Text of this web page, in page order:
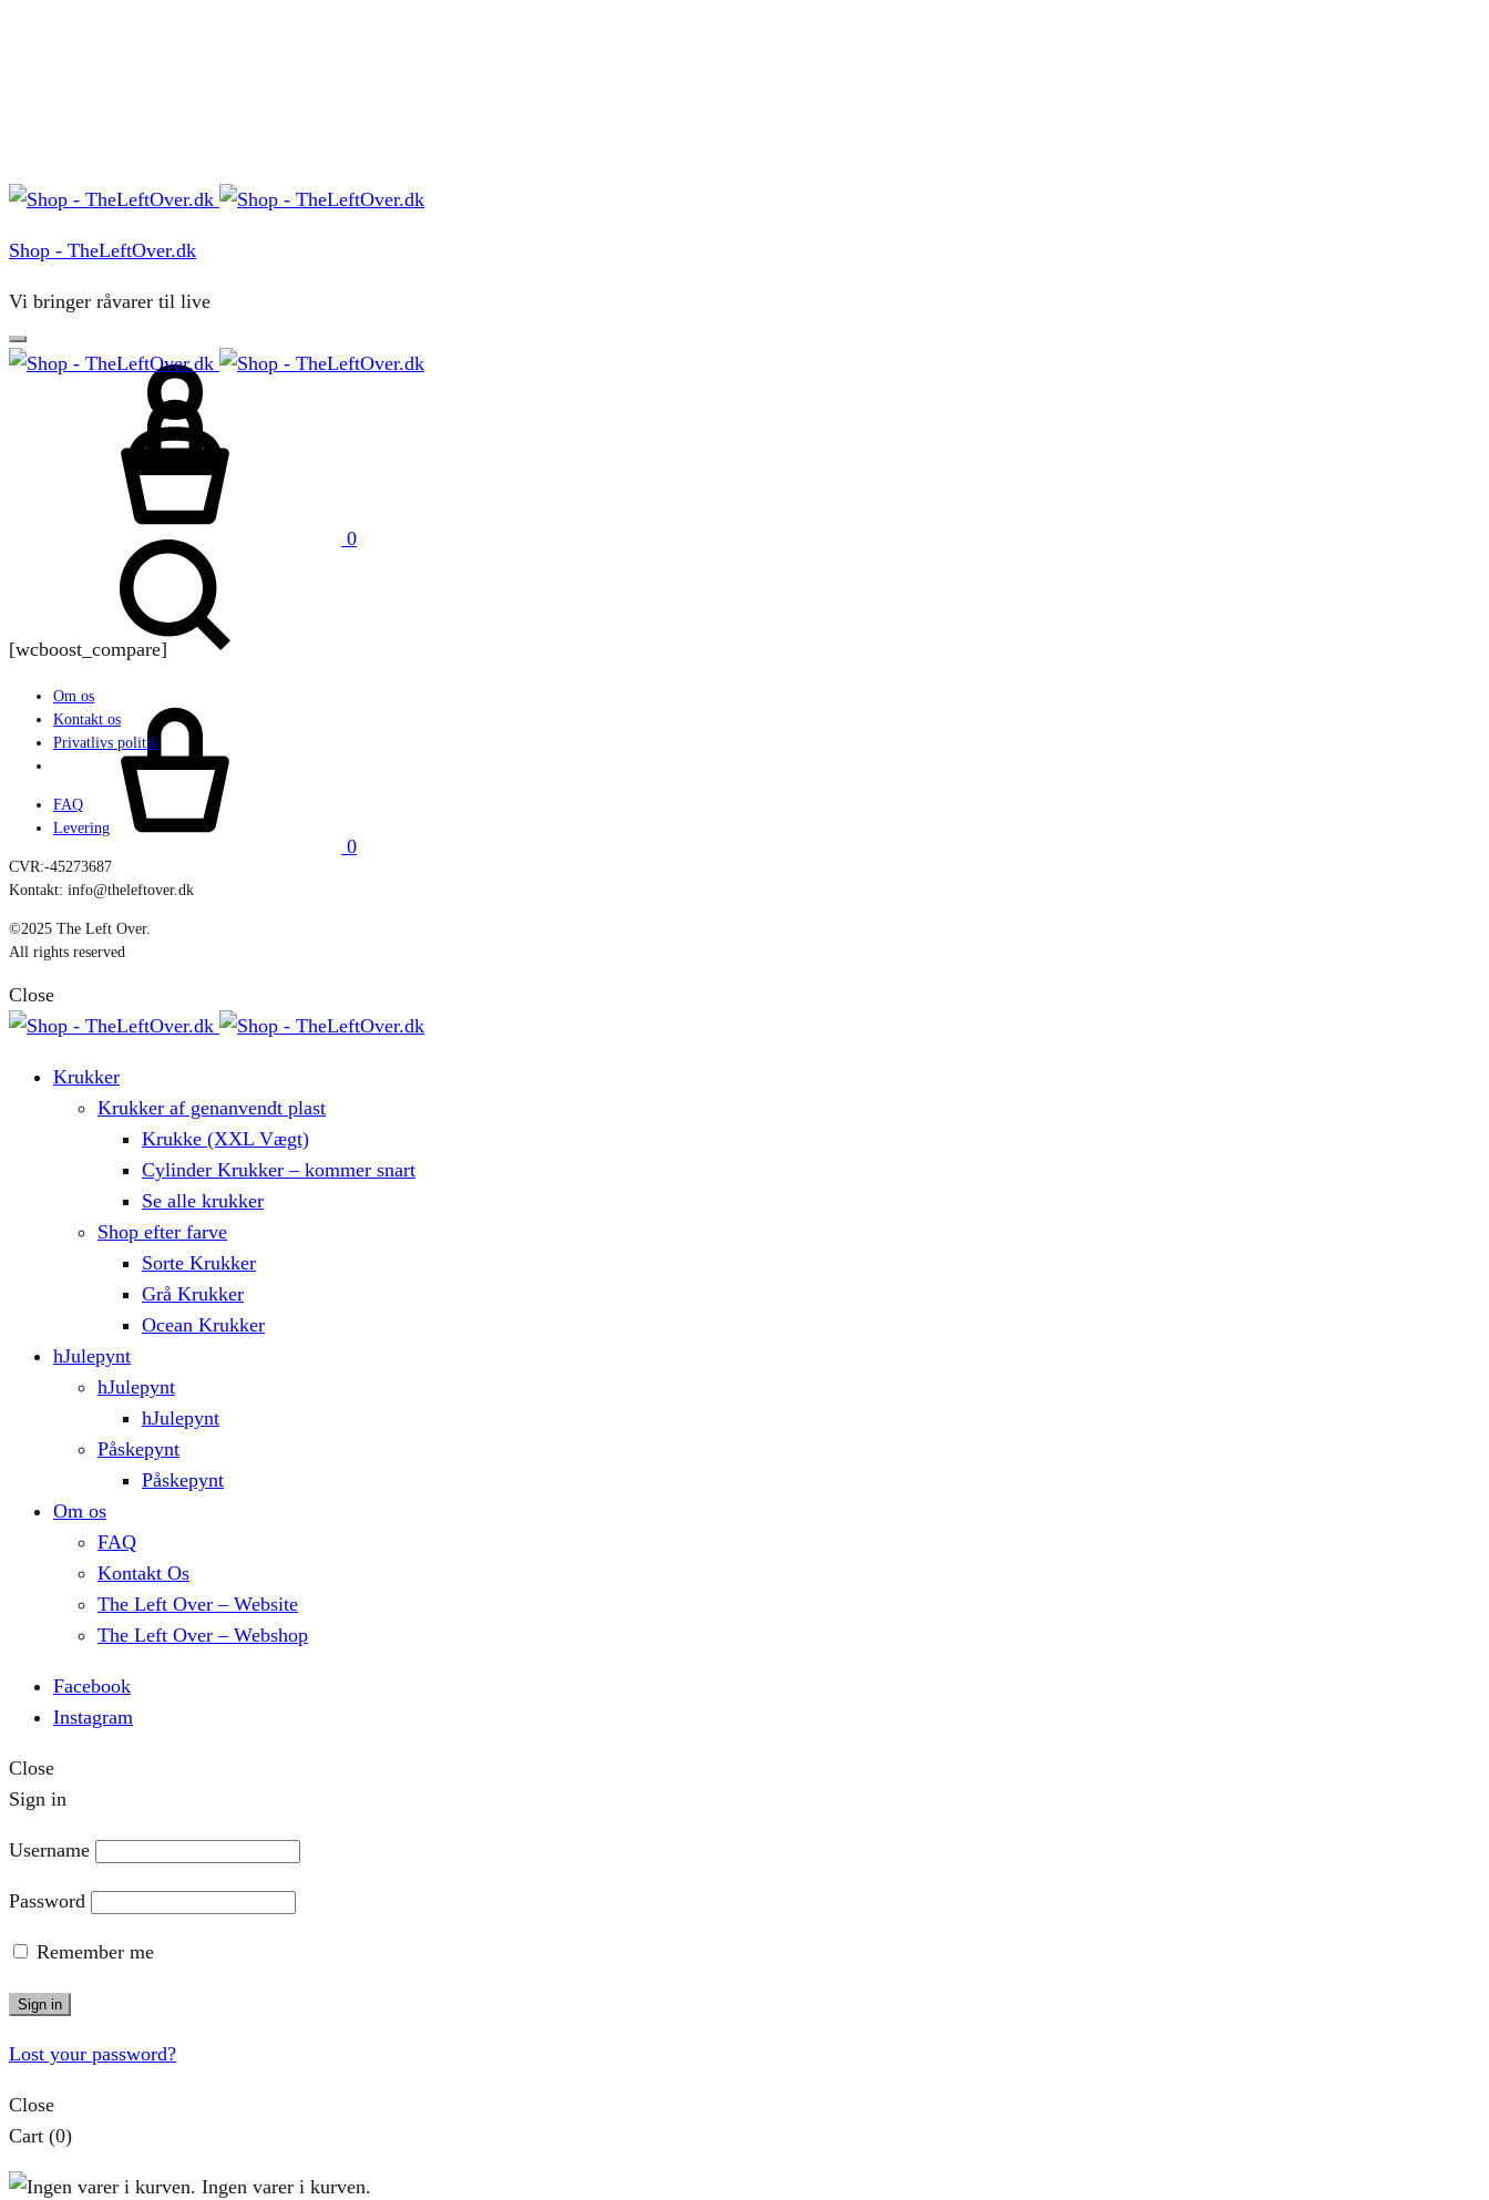
Menu
Shop - TheLeftOver.dk
Vi bringer råvarer til live
Sign
Search
0
0
[wcboost_compare]
Om os
Kontakt os
Privatlivs politik
FAQ
Levering
CVR:-45273687
Kontakt: info@theleftover.dk
©2025 The Left Over.
All rights reserved
Close
Krukker
Krukker af genanvendt plast
Krukke (XXL Vægt)
Cylinder Krukker – kommer snart
Se alle krukker
Shop efter farve
Sorte Krukker
Grå Krukker
Ocean Krukker
hJulepynt
hJulepynt
hJulepynt
Påskepynt
Påskepynt
Om os
FAQ
Kontakt Os
The Left Over – Website
The Left Over – Webshop
Facebook
Instagram
Close
Sign in
Username
Password
Remember me
Sign in
Lost your password?
Close
Cart (0)
Ingen varer i kurven.